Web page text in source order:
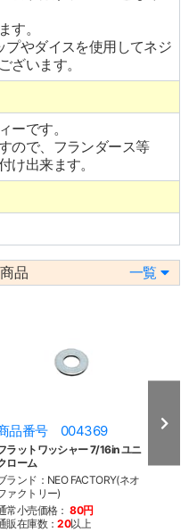
す。
プやダイスを使用してネジ
ざいます。
ーです。
ので、フランダース等
け出来ます。
品 一覧
品番号 004369
ラットワッシャー 7/16in ユニ
ローム
ランド：NEO FACTORY(ネオ
ァクトリー)
常小売価格： 80円
販在庫数：20以上
商
ット